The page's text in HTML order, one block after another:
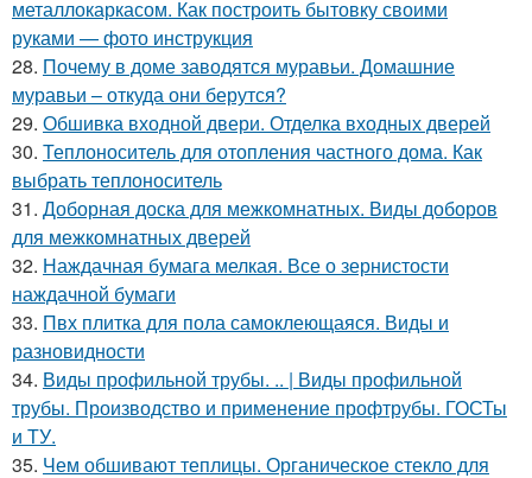
металлокаркасом. Как построить бытовку своими
руками — фото инструкция
28. Почему в доме заводятся муравьи. Домашние
муравьи – откуда они берутся?
29. Обшивка входной двери. Отделка входных дверей
30. Теплоноситель для отопления частного дома. Как
выбрать теплоноситель
31. Доборная доска для межкомнатных. Виды доборов
для межкомнатных дверей
32. Наждачная бумага мелкая. Все о зернистости
наждачной бумаги
33. Пвх плитка для пола самоклеющаяся. Виды и
разновидности
34. Виды профильной трубы. .. | Виды профильной
трубы. Производство и применение профтрубы. ГОСТы
и ТУ.
35. Чем обшивают теплицы. Органическое стекло для